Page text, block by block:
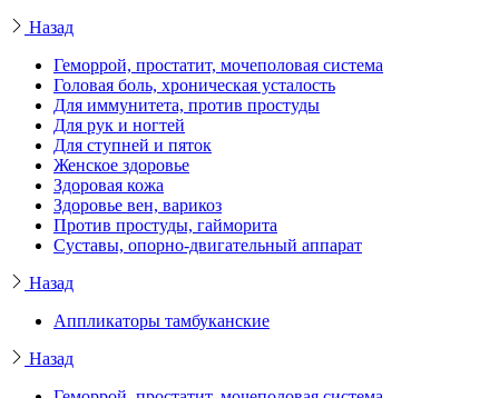
Назад
Геморрой, простатит, мочеполовая система
Головая боль, хроническая усталость
Для иммунитета, против простуды
Для рук и ногтей
Для ступней и пяток
Женское здоровье
Здоровая кожа
Здоровье вен, варикоз
Против простуды, гайморита
Суставы, опорно-двигательный аппарат
Назад
Аппликаторы тамбуканские
Назад